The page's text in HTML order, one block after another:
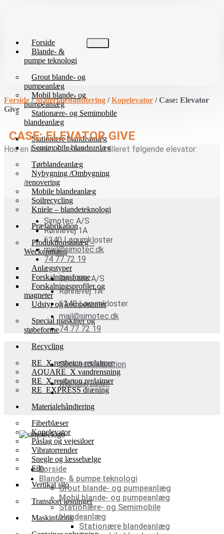
Forside
Blande- &
pumpe teknologi
Grout blande- og
pumpeanlæg
Mobil blande- og
pumpeanlæg
Stationære- og Semimobile
blandeanlæg
Stationære blandeanlæg
Semimobile blandeanlæg
Tørblandeanlæg
Nybygning /Ombygning
/renovering
Mobile blandeanlæg
Soilrecycling
Kniele – blandeteknologi
Præfabrikation
Produktionsanlæg –
Weckenmann
Anlægstyper
Forskalningsforme
Forskalningsprofiler og
magneter
Udstyr og komponenter
Special maskiner og
støbeforme
Recycling
RE_X restbeton reclaimer
AQUARE_X vandrensning
RE_X restbeton reclaimer
RE_EXPRESS dræning
Materialehåndtering
Fiberblæser
Kopelevator
Påslag og vejesiloer
Vibratorrender
Snegle og læssebælge
Silo
Vertikal silo
Transport løsninger
Maskinfabrik
Forside /Materialehåndtering /Kopelevator / Case: Elevator
Give
CASE: ELEVATOR GIVE
Hos en kunde i Give har vi installeret følgende elevator:
Simotec A/S
Rønnevej 1A
6240 Løgumkloster
mail@simotec.dk
74 77 72 19
Simotec A/S
Rønnevej 1A
6240 Løgumkloster
mail@simotec.dk
74 77 72 19
Cookiesdeklaration
Webhuset Ballum
Forside
Blande- & pumpe teknologi
Grout blande- og pumpeanlæg
Mobil blande- og pumpeanlæg
Stationære- og Semimobile
blandeanlæg
Stationære blandeanlæg